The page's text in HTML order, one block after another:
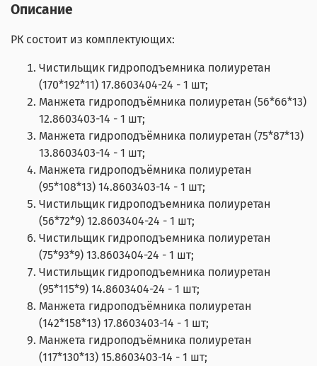
Описание
РК состоит из комплектующих:
Чистильщик гидроподъемника полиуретан
(170*192*11) 17.8603404-24 - 1 шт;
Манжета гидроподъёмника полиуретан (56*66*13)
12.8603403-14 - 1 шт;
Манжета гидроподъёмника полиуретан (75*87*13)
13.8603403-14 - 1 шт;
Манжета гидроподъёмника полиуретан
(95*108*13) 14.8603403-14 - 1 шт;
Чистильщик гидроподъемника полиуретан
(56*72*9) 12.8603404-24 - 1 шт;
Чистильщик гидроподъемника полиуретан
(75*93*9) 13.8603404-24 - 1 шт;
Чистильщик гидроподъемника полиуретан
(95*115*9) 14.8603404-24 - 1 шт;
Манжета гидроподъёмника полиуретан
(142*158*13) 17.8603403-14 - 1 шт;
Манжета гидроподъёмника полиуретан
(117*130*13) 15.8603403-14 - 1 шт;